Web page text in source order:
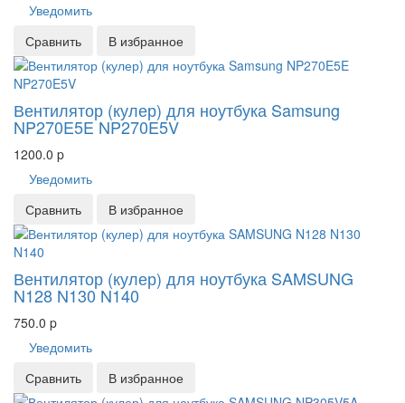
Уведомить
Сравнить
В избранное
Вентилятор (кулер) для ноутбука Samsung
NP270E5E NP270E5V
1200.0 p
Уведомить
Сравнить
В избранное
Вентилятор (кулер) для ноутбука SAMSUNG
N128 N130 N140
750.0 p
Уведомить
Сравнить
В избранное